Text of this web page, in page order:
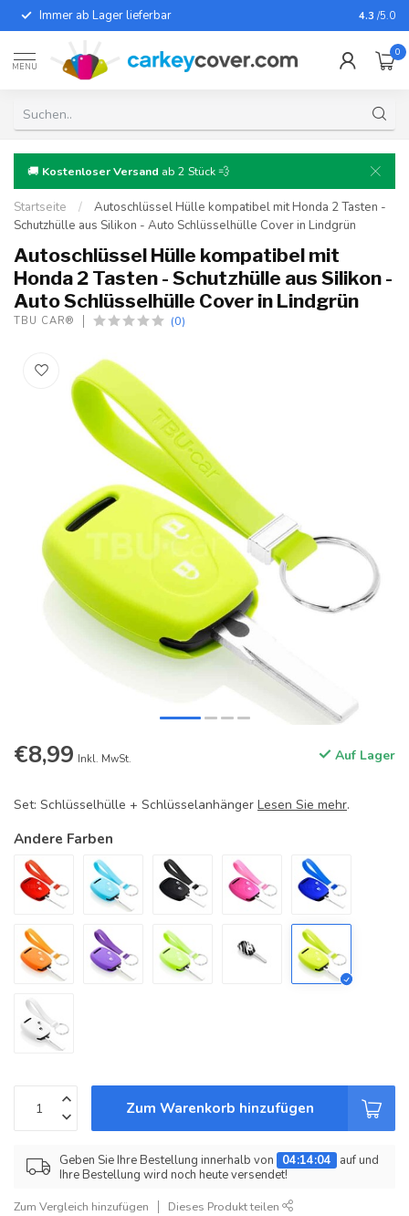
Immer ab Lager lieferbar Für fast
4.3 /5.0
MENU
0
🚚 Kostenloser Versand ab 2 Stück 💨
Startseite /
Autoschlüssel Hülle kompatibel mit Honda 2 Tasten -
Schutzhülle aus Silikon - Auto Schlüsselhülle Cover in Lindgrün
Autoschlüssel Hülle kompatibel mit
Honda 2 Tasten - Schutzhülle aus Silikon -
Auto Schlüsselhülle Cover in Lindgrün
TBU CAR® (0)
€8,99 Inkl. MwSt. Auf Lager
Set: Schlüsselhülle + Schlüsselanhänger Lesen Sie mehr.
Andere Farben
Zum Warenkorb hinzufügen
Geben Sie Ihre Bestellung innerhalb von 04:14:04
auf und
Ihre Bestellung wird noch heute versendet!
Zum Vergleich hinzufügen Dieses Produkt teilen